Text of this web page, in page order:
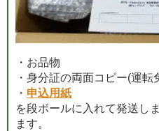
・お品物
・身分証の両面コピー(運転
・ 申込用紙
を段ボールに入れて発送し
ます。